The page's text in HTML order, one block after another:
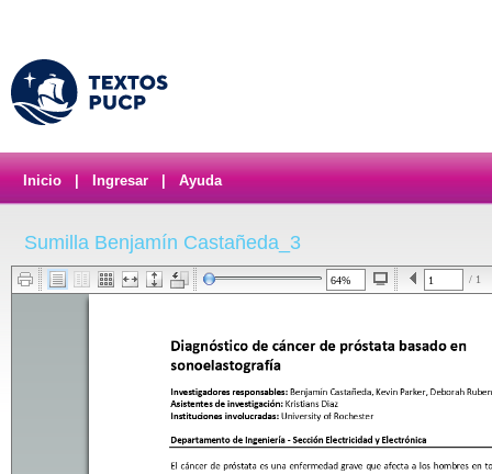
Inicio Ingresar Ayuda
Sumilla Benjamín Castañeda_3
/ 1